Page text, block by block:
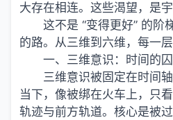
大存在相连。这些渴望，是
这不是 “变得更好” 的阶
的路。从三维到六维，每一层
一、三维意识：时间的
三维意识被固定在时间
当下，像被绑在火车上，只
轨迹与前方轨道。核心是被